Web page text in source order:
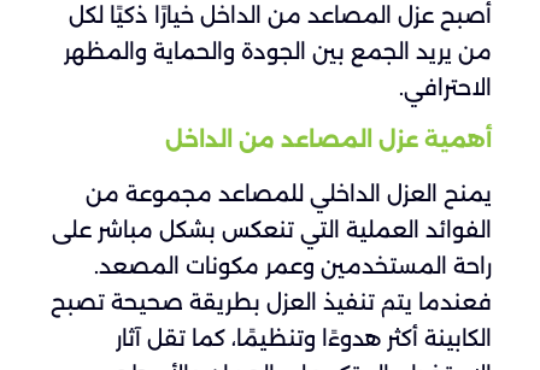
أصبح عزل المصاعد من الداخل خيارًا ذكيًا لكل
من يريد الجمع بين الجودة والحماية والمظهر
الاحترافي.
أهمية عزل المصاعد من الداخل
يمنح العزل الداخلي للمصاعد مجموعة من
الفوائد العملية التي تنعكس بشكل مباشر على
راحة المستخدمين وعمر مكونات المصعد.
فعندما يتم تنفيذ العزل بطريقة صحيحة تصبح
الكابينة أكثر هدوءًا وتنظيمًا، كما تقل آثار